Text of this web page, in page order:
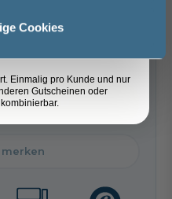
Cookies
€
Einmalig pro Kunde und nur
Gutscheinen oder